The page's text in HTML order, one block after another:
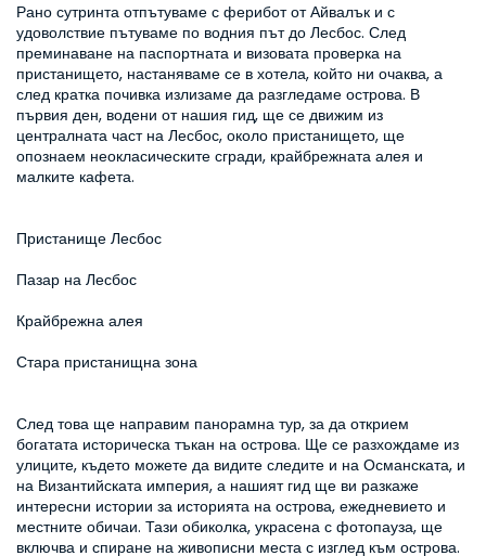
Рано сутринта отпътуваме с ферибот от Айвалък и с
удоволствие пътуваме по водния път до Лесбос. След
преминаване на паспортната и визовата проверка на
пристанището, настаняваме се в хотела, който ни очаква, а
след кратка почивка излизаме да разгледаме острова. В
първия ден, водени от нашия гид, ще се движим из
централната част на Лесбос, около пристанището, ще
опознаем неокласическите сгради, крайбрежната алея и
малките кафета.
Пристанище Лесбос
Пазар на Лесбос
Крайбрежна алея
Стара пристанищна зона
След това ще направим панорамна тур, за да открием
богатата историческа тъкан на острова. Ще се разхождаме из
улиците, където можете да видите следите и на Османската, и
на Византийската империя, а нашият гид ще ви разкаже
интересни истории за историята на острова, ежедневието и
местните обичаи. Тази обиколка, украсена с фотопауза, ще
включва и спиране на живописни места с изглед към острова.